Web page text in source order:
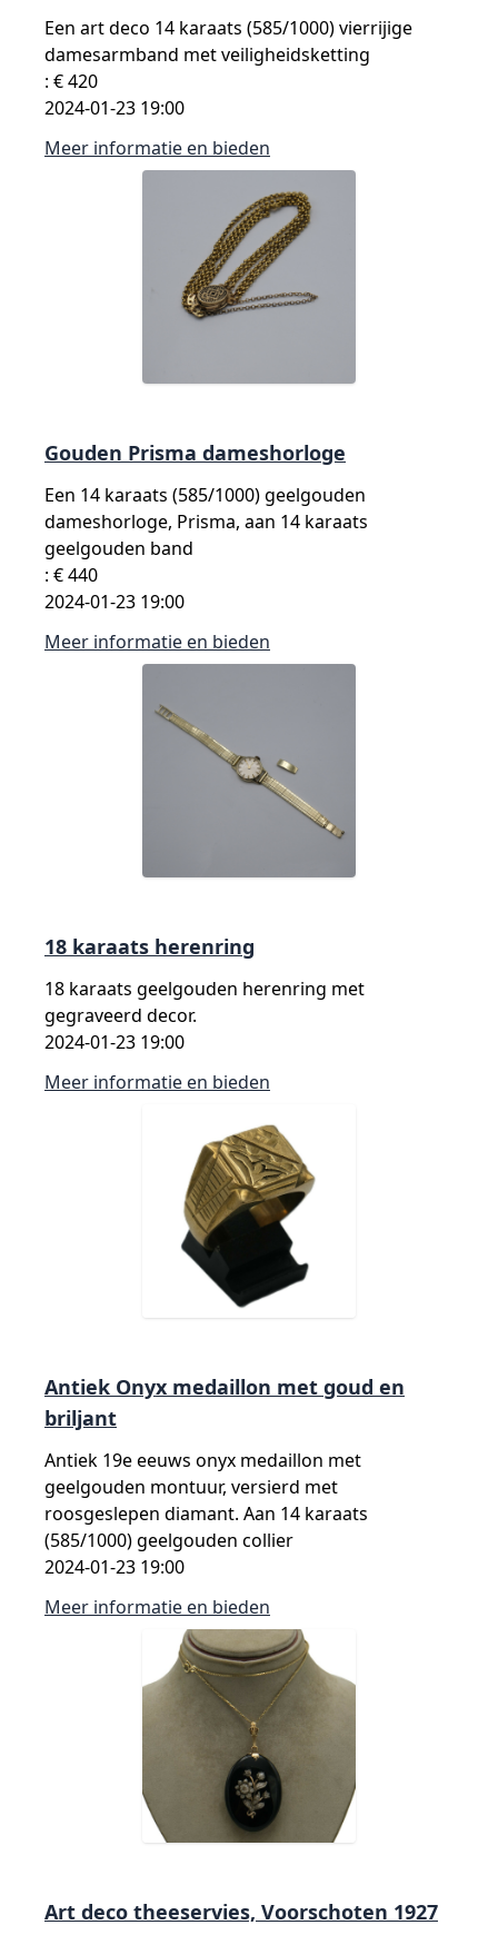
Een art deco 14 karaats (585/1000) vierrijige
damesarmband met veiligheidsketting
: € 420
2024-01-23 19:00
Meer informatie en bieden
Gouden Prisma dameshorloge
Een 14 karaats (585/1000) geelgouden
dameshorloge, Prisma, aan 14 karaats
geelgouden band
: € 440
2024-01-23 19:00
Meer informatie en bieden
18 karaats herenring
18 karaats geelgouden herenring met
gegraveerd decor.
2024-01-23 19:00
Meer informatie en bieden
Antiek Onyx medaillon met goud en
briljant
Antiek 19e eeuws onyx medaillon met
geelgouden montuur, versierd met
roosgeslepen diamant. Aan 14 karaats
(585/1000) geelgouden collier
2024-01-23 19:00
Meer informatie en bieden
Art deco theeservies, Voorschoten 1927